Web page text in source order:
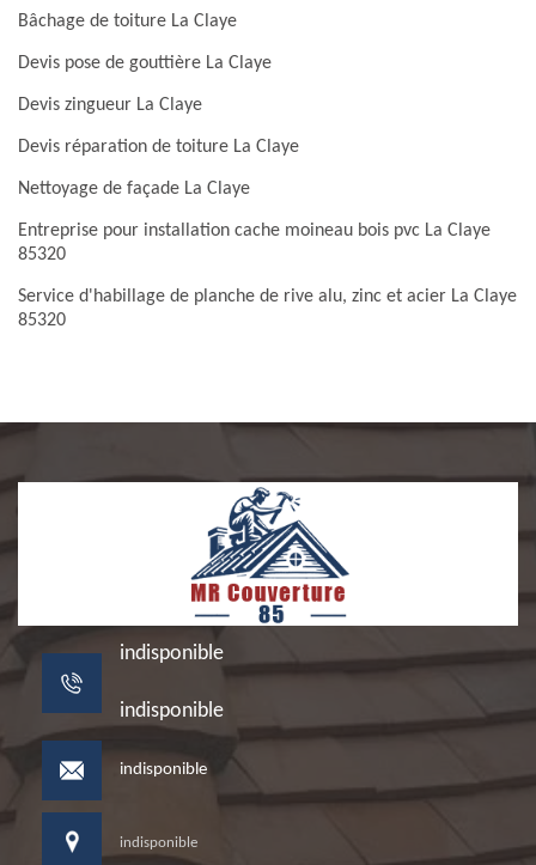
Bâchage de toiture La Claye
Devis pose de gouttière La Claye
Devis zingueur La Claye
Devis réparation de toiture La Claye
Nettoyage de façade La Claye
Entreprise pour installation cache moineau bois pvc La Claye
85320
Service d'habillage de planche de rive alu, zinc et acier La Claye
85320
indisponible
indisponible
indisponible
indisponible